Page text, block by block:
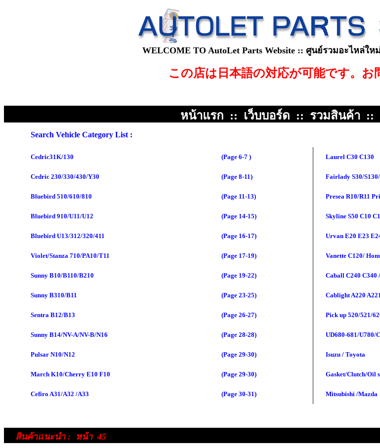
WELCOME TO AutoLet Parts Website :: ศูนย์รวมอะไหล่ให
この店は日本語の対応が可能です。 お
หน้าแรก :: เว็บบอร์ด :: รวมสินค้า ::
Search Vehicle Category List :
Cedric31K/130 (Page 6-7 ) Laurel C30 C130
Cedric 230/330/430/Y30 (Page 8-11) Fairlady S30/
Bluebird 510/610/810 (Page 11-13) Presea R10/R11
Bluebird 910/U11/U12 (Page 14-15) Skyline S50 C10
Bluebird U13/312/320/411 (Page 16-17) Urvan E20 E23
Violet/Stanza 710/PA10/T11 (Page 17-19) Vanette C120/
Sunny B10/B110/B210 (Page 19-22) Caball C240 C340
Sunny B310/B11 (Page 23-25) Cablight A220
Sentra B12/B13 (Page 26-27) Pick up 520/521/
Sunny B14/NV-A/NV-B/N16 (Page 28-28) UD680-681/U780/
Pulsar N10/N12 (Page 29-30) Isuzu / Toyota
March K10/Cherry E10 F10 (Page 29-30) Gasket/Clutch/Oil
Cefiro A31/A32 /A33 (Page 30-31) Mitsubishi /
สินค้าแนะนำ : หน้า 45